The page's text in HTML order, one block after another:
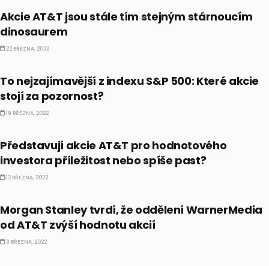
Akcie AT&T jsou stále tím stejným stárnoucím
dinosaurem
22 BŘEZNA, 2022
To nejzajímavější z indexu S&P 500: Které akcie
stojí za pozornost?
19 BŘEZNA, 2022
Představují akcie AT&T pro hodnotového
investora příležitost nebo spíše past?
12 BŘEZNA, 2022
Morgan Stanley tvrdí, že oddělení WarnerMedia
od AT&T zvýší hodnotu akcií
3 BŘEZNA, 2022